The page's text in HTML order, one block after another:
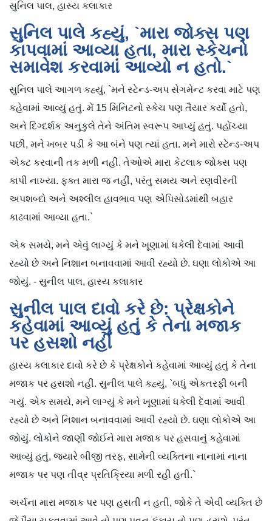
સુનિલ પાલ, હાસ્ય કલાકાર
સુનિલ પાલે કહ્યું, `મારા જોક્સ પણ
કાપવામાં આવ્યા હતા, મારા સ્કેચનો
સમાવેશ કરવામાં આવ્યો ન હતો.`
સુનિલ પાલે આગળ કહ્યું, `મને સ્ટેન્ડ-અપ સેગમેન્ટ કરવા માટે પણ
કહેવામાં આવ્યું હતું. મેં 15 મિનિટનો સ્કેચ પણ તૈયાર કર્યો હતો,
અને દિગ્દર્શક અનુકુલે તેને અંતિમ સ્વરૂપ આપ્યું હતું. પહોંચ્યા
પછી, મને ખબર પડી કે આ બંને પણ ત્યાં હતા. મને મારો સ્ટેન્ડ-અપ
એક્ટ કરવાની તક મળી નહીં. તેઓએ મારા કેટલાક જોક્સ પણ
કાપી નાખ્યા. ફક્ત મારા જ નહીં, પરંતુ સમય અને રણવીરની
અપશબ્દો અને અશ્લીલ હાવભાવ પણ એપિસોડમાંથી બહાર
કાઢવામાં આવ્યા હતા.`
એક સમયે, મને એવું લાગ્યું કે મને ખૂણામાં ધકેલી દેવામાં આવી
રહ્યો છે અને નિશાન બનાવવામાં આવી રહ્યો છે. ઘણા લોકોએ આ
જોયું. - સુનીલ પાલ, હાસ્ય કલાકાર
સુનીલ પાલ દાવો કરે છે: પ્રેક્ષકોને
કહેવામાં આવ્યું હતું કે તેના મજાક
પર હસશો નહીં
હાસ્ય કલાકાર દાવો કરે છે કે પ્રેક્ષકોને કહેવામાં આવ્યું હતું કે તેના
મજાક પર હસશો નહીં. સુનીલ પાલે કહ્યું, `બધું એકતરફી બની
ગયું. એક સમયે, મને લાગ્યું કે મને ખૂણામાં ધકેલી દેવામાં આવી
રહ્યો છે અને નિશાન બનાવવામાં આવી રહ્યો છે. ઘણા લોકોએ આ
જોયું. લોકોને જાણી જોઈને મારા મજાક પર હસવાનું કહેવામાં
આવ્યું હતું, જ્યારે બીજી તરફ, સામેની વ્યક્તિના નાનામાં નાના
મજાક પર પણ તીવ્ર પ્રતિક્રિયા મળી રહી હતી.`
અર્ચના મારા મજાક પર પણ હસતી ન હતી, જોકે તે એવી વ્યક્તિ છે